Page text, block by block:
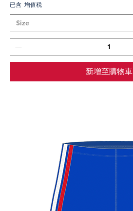
已含 增值税
新增至購物車